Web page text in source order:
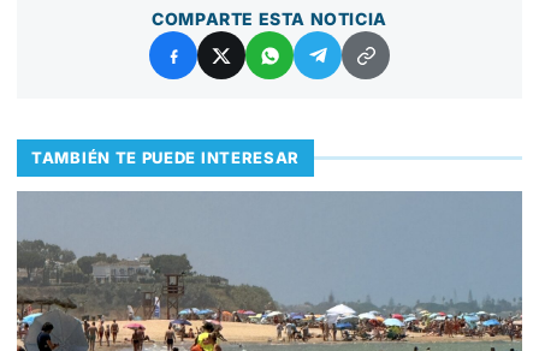
COMPARTE ESTA NOTICIA
TAMBIÉN TE PUEDE INTERESAR